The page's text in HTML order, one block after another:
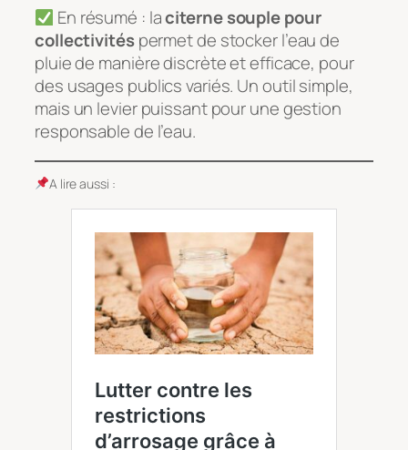
En résumé : laciterne souple pour
collectivitéspermet de stocker l’eau de
pluie de manière discrète et efficace, pour
des usages publics variés. Un outil simple,
mais un levier puissant pour une gestion
responsable de l’eau.
A lire aussi :